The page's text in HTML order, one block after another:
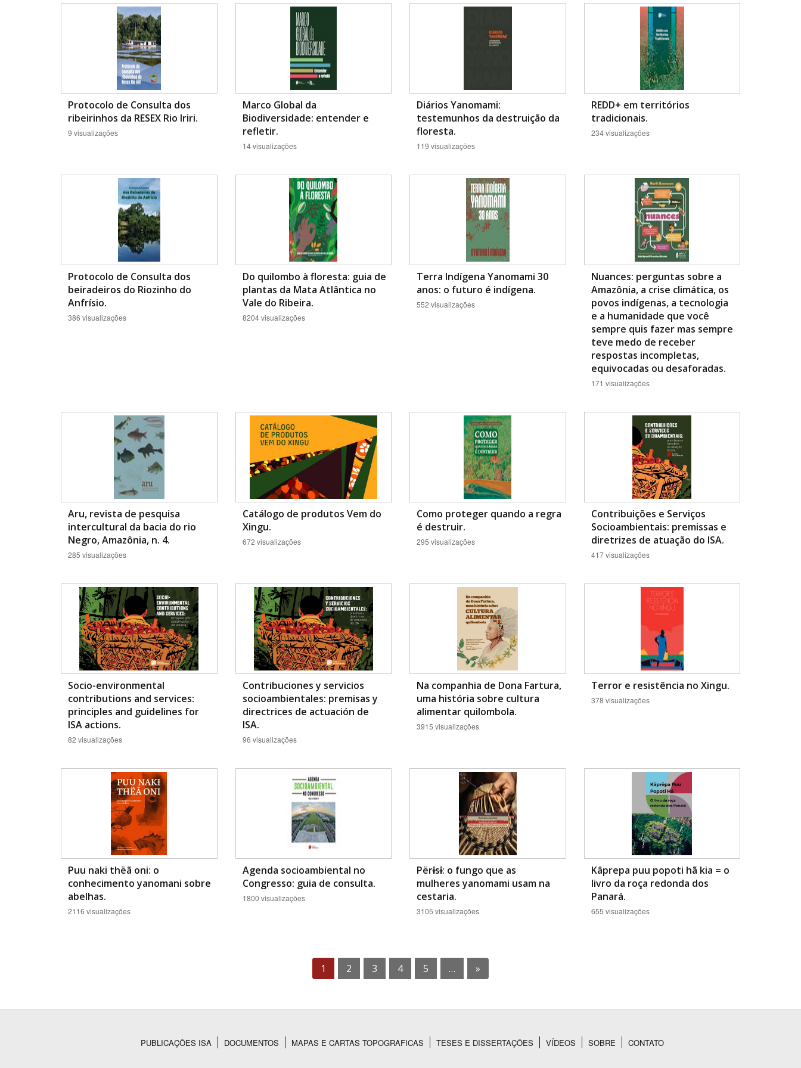
Área de Levantamento
Protocolo de Consulta dos
ribeirinhos da RESEX Rio Iriri.
9 visualizações
Marco Global da
Biodiversidade: entender e
refletir.
14 visualizações
Diários Yanomami:
testemunhos da destruição da
floresta.
119 visualizações
REDD+ em territórios
tradicionais.
234 visualizações
Protocolo de Consulta dos
beiradeiros do Riozinho do
Anfrísio.
386 visualizações
Do quilombo à floresta: guia de
plantas da Mata Atlântica no
Vale do Ribeira.
8204 visualizações
Terra Indígena Yanomami 30
anos: o futuro é indígena.
552 visualizações
Nuances: perguntas sobre a
Amazônia, a crise climática, os
povos indígenas, a tecnologia
e a humanidade que você
sempre quis fazer mas sempre
teve medo de receber
respostas incompletas,
equivocadas ou desaforadas.
171 visualizações
Aru, revista de pesquisa
intercultural da bacia do rio
Negro, Amazônia, n. 4.
285 visualizações
Catálogo de produtos Vem do
Xingu.
672 visualizações
Como proteger quando a regra
é destruir.
295 visualizações
Contribuições e Serviços
Socioambientais: premissas e
diretrizes de atuação do ISA.
417 visualizações
Socio-environmental
contributions and services:
principles and guidelines for
ISA actions.
82 visualizações
Contribuciones y servicios
socioambientales: premisas y
directrices de actuación de
ISA.
96 visualizações
Na companhia de Dona Fartura,
uma história sobre cultura
alimentar quilombola.
3915 visualizações
Terror e resistência no Xingu.
378 visualizações
Puu naki thëã oni: o
conhecimento yanomani sobre
abelhas.
2116 visualizações
Agenda socioambiental no
Congresso: guia de consulta.
1800 visualizações
Përɨsɨ: o fungo que as
mulheres yanomami usam na
cestaria.
3105 visualizações
Kâprepa puu popoti hã kia = o
livro da roça redonda dos
Panará.
655 visualizações
1 2 3 4 5 … »
PUBLICAÇÕES ISA DOCUMENTOS MAPAS E CARTAS TOPOGRAFICAS TESES E DISSERTAÇÕES VÍDEOS SOBRE CONTATO